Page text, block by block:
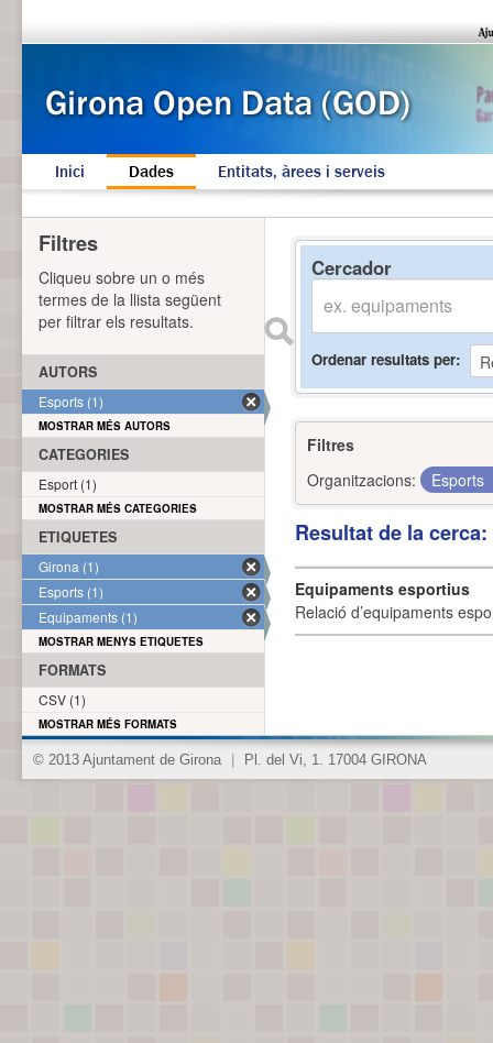
Inici Dades Entitats, àrees i serveis
Cercador
Ordenar resultats per
Filtres
Organitzacions:
Esports
Resultat de la
Equipaments esportius
Relació d’equipaments
Filtres
Cliqueu sobre un o més
termes de la llista següent
per filtrar els resultats.
AUTORS
Esports (1)
MOSTRAR MÉS AUTORS
CATEGORIES
Esport (1)
MOSTRAR MÉS CATEGORIES
ETIQUETES
Girona (1)
Esports (1)
Equipaments (1)
MOSTRAR MENYS ETIQUETES
FORMATS
CSV (1)
MOSTRAR MÉS FORMATS
© 2013 Ajuntament de Girona Pl. del Vi, 1. 17004 GIRONA